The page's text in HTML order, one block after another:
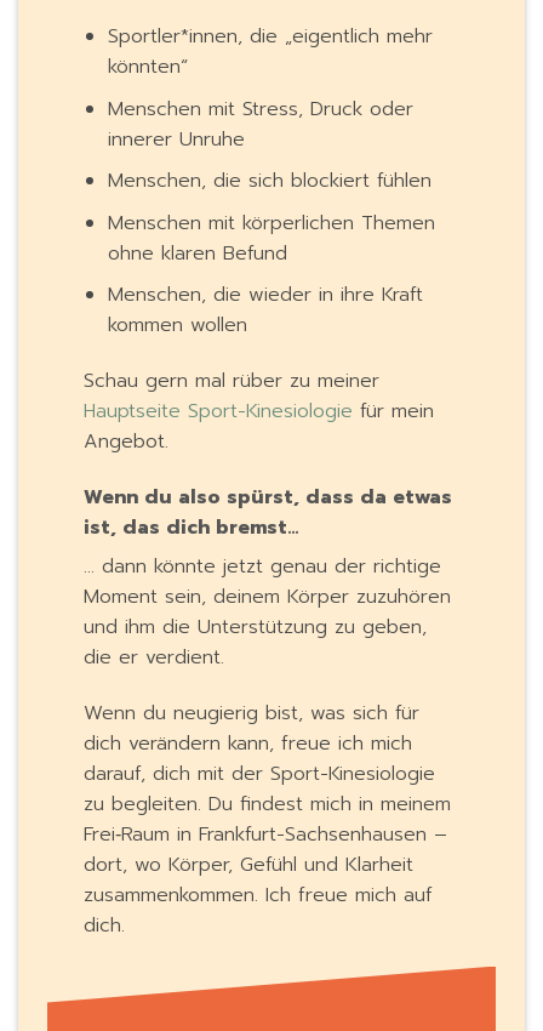
Sportler*innen, die „eigentlich mehr
könnten“
Menschen mit Stress, Druck oder
innerer Unruhe
Menschen, die sich blockiert fühlen
Menschen mit körperlichen Themen
ohne klaren Befund
Menschen, die wieder in ihre Kraft
kommen wollen
Schau gern mal rüber zu meiner
Hauptseite Sport-Kinesiologie für mein
Angebot.
Wenn du also spürst, dass da etwas
ist, das dich bremst…
… dann könnte jetzt genau der richtige
Moment sein, deinem Körper zuzuhören
und ihm die Unterstützung zu geben,
die er verdient.
Wenn du neugierig bist, was sich für
dich verändern kann, freue ich mich
darauf, dich mit der Sport-Kinesiologie
zu begleiten. Du findest mich in meinem
Frei‑Raum in Frankfurt-Sachsenhausen –
dort, wo Körper, Gefühl und Klarheit
zusammenkommen. Ich freue mich auf
dich.